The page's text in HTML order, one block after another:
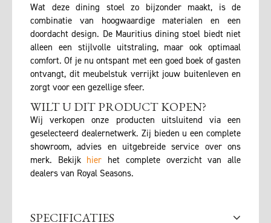
Wat deze dining stoel zo bijzonder maakt, is de
combinatie van hoogwaardige materialen en een
doordacht design. De Mauritius dining stoel biedt niet
alleen een stijlvolle uitstraling, maar ook optimaal
comfort. Of je nu ontspant met een goed boek of gasten
ontvangt, dit meubelstuk verrijkt jouw buitenleven en
zorgt voor een gezellige sfeer.
WILT U DIT PRODUCT KOPEN?
Wij verkopen onze producten uitsluitend via een
geselecteerd dealernetwerk. Zij bieden u een complete
showroom, advies en uitgebreide service over ons
merk. Bekijk hier het complete overzicht van alle
dealers van Royal Seasons.
SPECIFICATIES